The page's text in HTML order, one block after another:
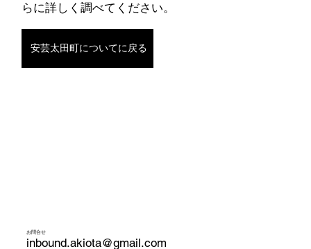
らに詳しく調べてください。
安芸太田町についてに戻る
お問合せ
inbound.akiota@gmail.com